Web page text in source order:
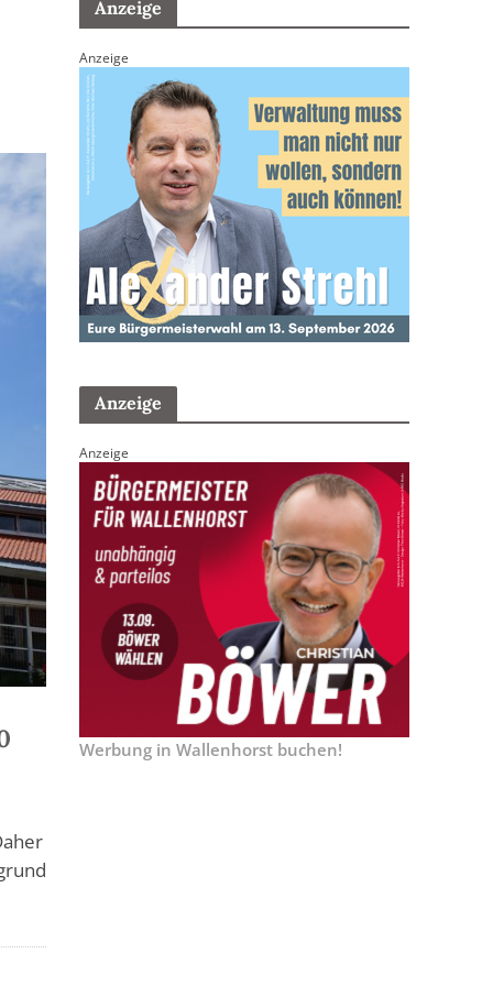
Anzeige
Anzeige
Anzeige
Anzeige
Werbung in Wallenhorst buchen!